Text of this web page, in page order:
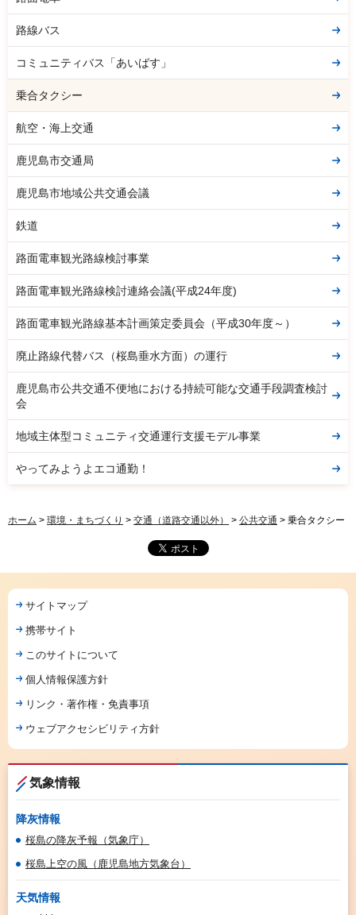
路線バス
コミュニティバス「あいばす」
乗合タクシー
航空・海上交通
鹿児島市交通局
鹿児島市地域公共交通会議
鉄道
路面電車観光路線検討事業
路面電車観光路線検討連絡会議(平成24年度)
路面電車観光路線基本計画策定委員会（平成30年度～）
廃止路線代替バス（桜島垂水方面）の運行
鹿児島市公共交通不便地における持続可能な交通手段調査検討
会
地域主体型コミュニティ交通運行支援モデル事業
やってみようよエコ通勤！
ホーム > 環境・まちづくり > 交通（道路交通以外） > 公共交通 > 乗合タクシー
サイトマップ
携帯サイト
このサイトについて
個人情報保護方針
リンク・著作権・免責事項
ウェブアクセシビリティ方針
気象情報
降灰情報
桜島の降灰予報（気象庁）
桜島上空の風（鹿児島地方気象台）
天気情報